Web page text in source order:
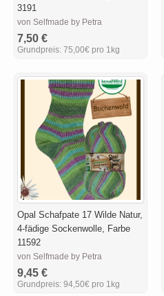
3191
von Selfmade by Petra
7,50 €
Grundpreis: 75,00€ pro 1kg
Opal Schafpate 17 Wilde Natur,
4-fädige Sockenwolle, Farbe
11592
von Selfmade by Petra
9,45 €
Grundpreis: 94,50€ pro 1kg